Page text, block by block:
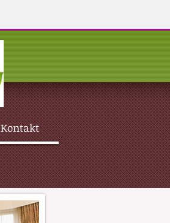
Kontakt